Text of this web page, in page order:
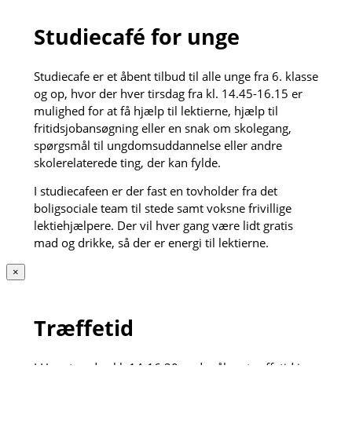
Studiecafé for unge
Studiecafe er et åbent tilbud til alle unge fra 6. klasse
og op, hvor der hver tirsdag fra kl. 14.45-16.15 er
mulighed for at få hjælp til lektierne, hjælp til
fritidsjobansøgning eller en snak om skolegang,
spørgsmål til ungdomsuddannelse eller andre
skolerelaterede ting, der kan fylde.
I studiecafeen er der fast en tovholder fra det
boligsociale team til stede samt voksne frivillige
lektiehjælpere. Der vil hver gang være lidt gratis
mad og drikke, så der er energi til lektierne.
×
Træffetid
I Hver torsdag kl. 14-16.30 er der åben træffetid i